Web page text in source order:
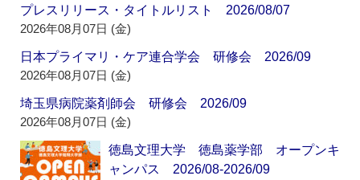
プレスリリース・タイトルリスト 2026/08/07
2026年08月07日 (金)
日本プライマリ・ケア連合学会 研修会 2026/09
2026年08月07日 (金)
埼玉県病院薬剤師会 研修会 2026/09
2026年08月07日 (金)
徳島文理大学 徳島薬学部 オープンキ
ャンパス 2026/08-2026/09